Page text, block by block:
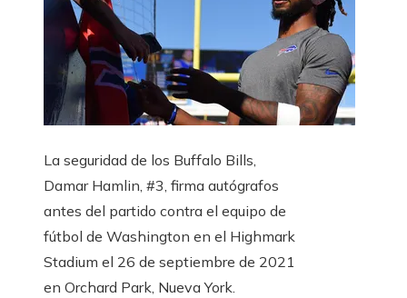
La seguridad de los Buffalo Bills,
Damar Hamlin, #3, firma autógrafos
antes del partido contra el equipo de
fútbol de Washington en el Highmark
Stadium el 26 de septiembre de 2021
en Orchard Park, Nueva York.